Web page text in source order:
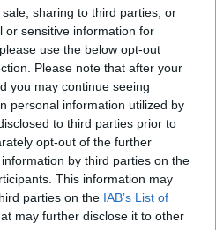
sharing to third parties, or
or sensitive information for
use the below opt-out
Please note that after your
you may continue seeing
personal information utilized by
to third parties prior to
opt-out of the further
by third parties on the
This information may
parties on the IAB’s List of
may further disclose it to other